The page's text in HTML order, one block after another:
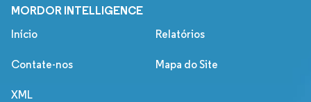
MORDOR INTELLIGENCE
Início Relatórios
Contate-nos Mapa do Site
XML